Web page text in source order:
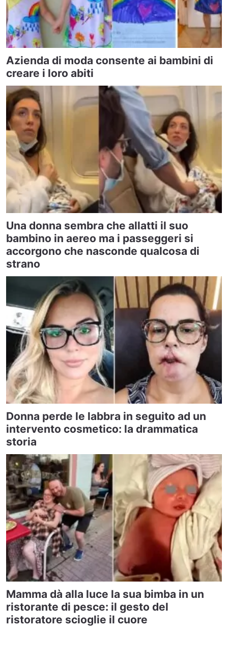
Azienda di moda consente ai bambini di
creare i loro abiti
Una donna sembra che allatti il suo
bambino in aereo ma i passeggeri si
accorgono che nasconde qualcosa di
strano
Donna perde le labbra in seguito ad un
intervento cosmetico: la drammatica
storia
Mamma dà alla luce la sua bimba in un
ristorante di pesce: il gesto del
ristoratore scioglie il cuore